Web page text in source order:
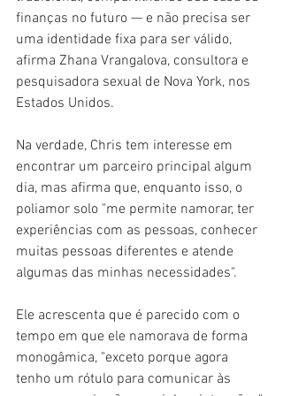
finanças no futuro — e não precisa ser
uma identidade fixa para ser válido,
afirma Zhana Vrangalova, consultora e
pesquisadora sexual de Nova York, nos
Estados Unidos.
Na verdade, Chris tem interesse em
encontrar um parceiro principal algum
dia, mas afirma que, enquanto isso, o
poliamor solo "me permite namorar, ter
experiências com as pessoas, conhecer
muitas pessoas diferentes e atende
algumas das minhas necessidades".
Ele acrescenta que é parecido com o
tempo em que ele namorava de forma
monogâmica, "exceto porque agora
tenho um rótulo para comunicar às